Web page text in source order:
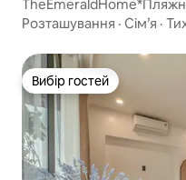
Розташування · Сім’я ·
Вибір гостей
Вибір гостей